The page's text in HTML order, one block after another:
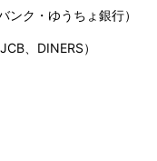
ク・ゆうちょ銀行）
、DINERS）